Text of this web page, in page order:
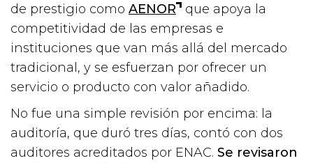
de prestigio como AENOR
que apoya la
competitividad de las empresas e
instituciones que van más allá del mercado
tradicional, y se esfuerzan por ofrecer un
servicio o producto con valor añadido.
No fue una simple revisión por encima: la
auditoría, que duró tres días, contó con dos
auditores acreditados por ENAC. Se revisaron